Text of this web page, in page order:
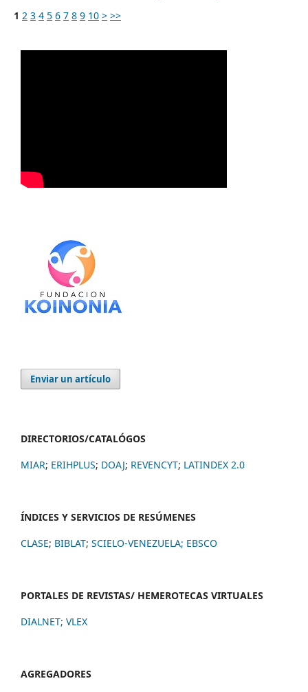
1 2 3 4 5 6 7 8 9 10 > >>
Enviar un artículo
DIRECTORIOS/CATALÓGOS
MIAR; ERIHPLUS; DOAJ; REVENCYT; LATINDEX 2.0
ÍNDICES Y SERVICIOS DE RESÚMENES
CLASE; BIBLAT; SCIELO-VENEZUELA; EBSCO
PORTALES DE REVISTAS/ HEMEROTECAS VIRTUALES
DIALNET; VLEX
AGREGADORES